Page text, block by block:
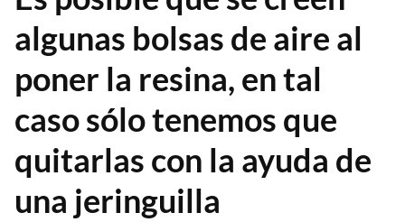
algunas bolsas de aire al
poner la resina, en tal
caso sólo tenemos que
quitarlas con la ayuda de
una jeringuilla